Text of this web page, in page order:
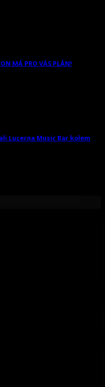
MÁ PRO VÁS PLÁN!
Lucerna Music Bar kolem